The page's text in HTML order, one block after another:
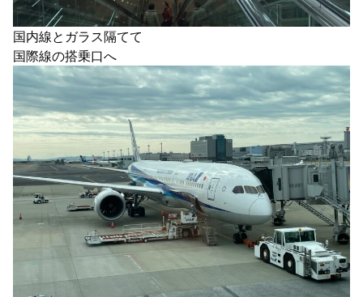
国内線とガラス隔てて
国際線の搭乗口へ